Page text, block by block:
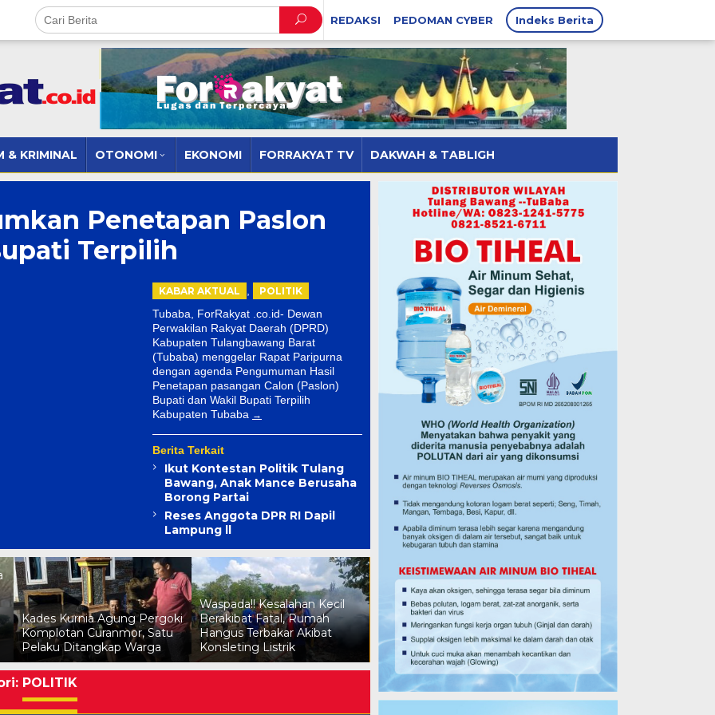
REDAKSI PEDOMAN CYBER Indeks Berita
& KRIMINAL OTONOMI EKONOMI FORRAKYAT TV DAKWAH & TABLIGH
Penetapan Paslon
Terpilih
KABAR AKTUAL POLITIK
Tubaba, ForRakyat .co.id- Dewan
Perwakilan Rakyat Daerah (DPRD)
Kabupaten Tulangbawang Barat
(Tubaba) menggelar Rapat Paripurna
dengan agenda Pengumuman Hasil
Penetapan pasangan Calon (Paslon)
Bupati dan Wakil Bupati Terpilih
Kabupaten Tubaba
Berita Terkait
Ikut Kontestan Politik Tulang
Bawang, Anak Mance Berusaha
Borong Partai
Reses Anggota DPR RI Dapil
Lampung ll
Waspada!! Kesalahan Kecil
Berakibat Fatal, Rumah
Hangus Terbakar Akibat
Konsleting Listrik
Penyelidikan Peristiwa
Perampokan Mobil Truk
Yang Membawa Uang 800
POLITIK
Tegaskan Sikap Siap
Dengan PWI